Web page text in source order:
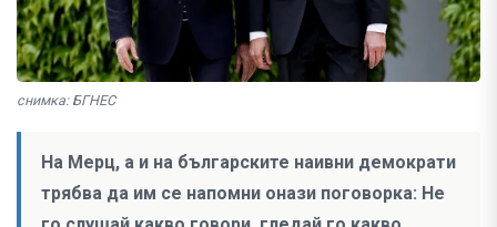
снимка: БГНЕС
На Мерц, а и на българските наивни демократи
трябва да им се напомни онази поговорка: Не